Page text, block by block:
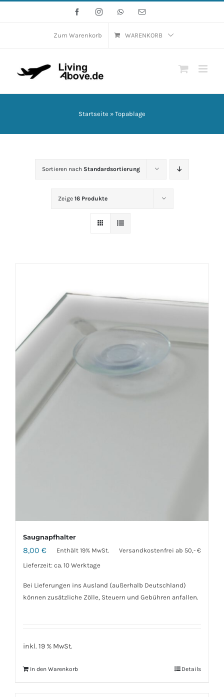
FacebookInstagramWhatsApp
E-
Zum Warenkorb WARENKORB
Startseite » Topablage
Sortieren nach Standardsortierung
Zeige 16 Produkte
Saugnapfhalter
8,00 € Enthält 19% MwSt.
Versandkostenfrei ab 50,- €
Lieferzeit: ca. 10 Werktage
Bei Lieferungen ins Ausland (außerhalb Deutschland)
können zusätzliche Zölle, Steuern und Gebühren anfallen.
inkl. 19 % MwSt.
In den Warenkorb Details